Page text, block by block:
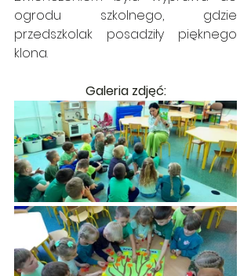
ogrodu szkolnego, gdzie
przedszkolak posadziły pięknego
klona.
Galeria zdjęć: